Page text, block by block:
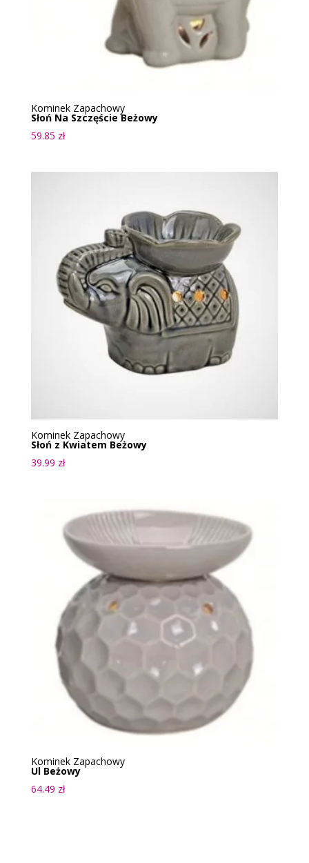
Kominek Zapachowy
Słoń Na Szczęście Beżowy
59.85 zł
Kominek Zapachowy
Słoń z Kwiatem Beżowy
39.99 zł
Kominek Zapachowy
Ul Beżowy
64.49 zł